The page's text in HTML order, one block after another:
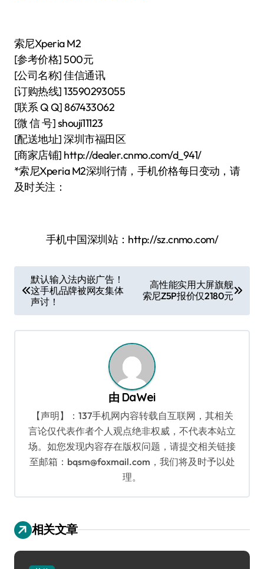
索尼Xperia M2
[参考价格] 500元
[公司名称] 佳信通讯
[订购热线] 13590293055
[联系 Q Q] 867433062
[微 信 号] shouji11123
[配送地址] 深圳市福田区
[商家店铺] http://dealer.cnmo.com/d_941/
*索尼Xperia M2深圳行情，手机价格每日变动，请
及时关注：
手机中国深圳站：http://sz.cnmo.com/
章
导
航
默认输入法内嵌广告！
这手机品牌被网友集体
声讨！
高性能实用大屏旗舰
索尼Z5P报价仅2180元
由 DaWei
【声明】：137手机网内容转载自互联网，其相关
言论仅代表作者个人观点绝非权威，不代表本站立
场。如您发现内容存在版权问题，请提交相关链接
至邮箱：bqsm@foxmail.com，我们将及时予以处
理。
相关文章